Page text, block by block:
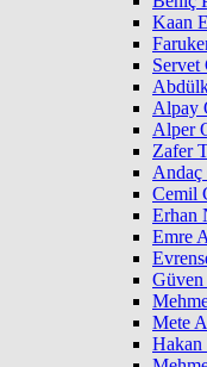
Kaan
Servet
Alpay
Alper
Zafer
Andaç
Cemil
Erhan
Emre
Mete
Hakan